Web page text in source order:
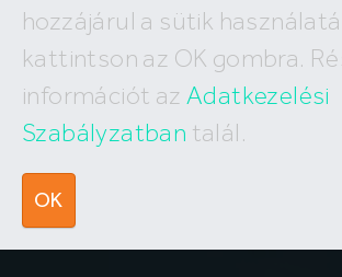
hozzájárul a sütik
kattintson az OK gombra.
információt az Adatkezelési
Szabályzatban talál.
OK
Hívj minket
+36 (30) 550 5566
Írj nekünk